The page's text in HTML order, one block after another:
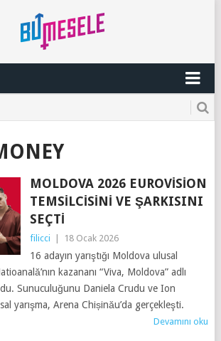
MOLDOVA 2026 EUROVISION
TEMSILCISINI VE ŞARKISINI
SEÇTI
filicci 18 Ocak 2026
16 adayın yarıştığı Moldova ulusal
kazananı “Viva, Moldova” adlı
Sunuculuğunu Daniela Crudu ve Ion
yarışma, Arena Chișinău’da gerçekleşti.
Devamını oku